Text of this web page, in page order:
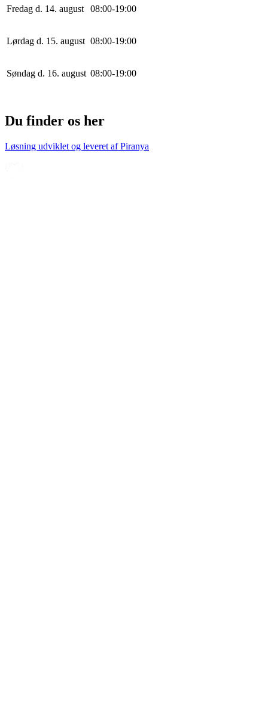
Fredag d. 14. august 08:00-19:00
Lørdag d. 15. august 08:00-19:00
Søndag d. 16. august 08:00-19:00
Du finder os her
Løsning udviklet og leveret afPiranya